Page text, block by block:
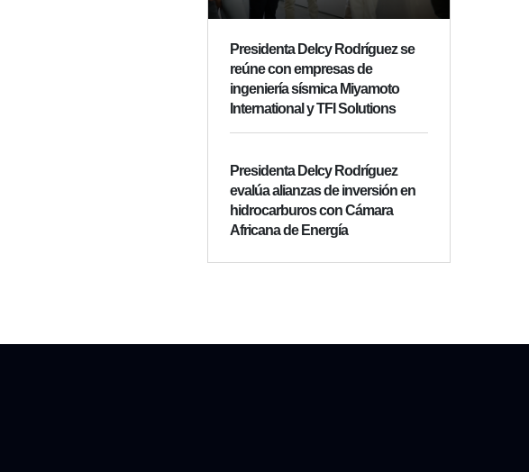
Presidenta Delcy Rodríguez se
reúne con empresas de
ingeniería sísmica Miyamoto
International y TFI Solutions
Presidenta Delcy Rodríguez
evalúa alianzas de inversión en
hidrocarburos con Cámara
Africana de Energía